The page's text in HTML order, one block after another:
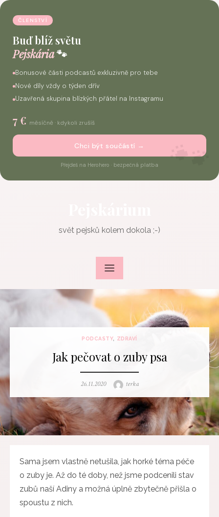
ČLENSTVÍ
Buď blíž světu
Pejskária🐾
Bonusové části podcastů exkluzivně pro tebe
Nové díly vždy o týden dřív
Uzavřená skupina blízkých přátel na Instagramu
7 € měsíčně · kdykoli zrušíš
Chci být součástí →
Přejdeš na Herohero · bezpečná platba
svět pejsků kolem dokola ;-)
PODCASTY, ZDRAVÍ
Jak pečovat o zuby psa
Posted
26.11.2020 Author
terka
Sama jsem vlastně netušila, jak horké téma péče
o zuby je. Až do té doby, než jsme podcenili stav
zubů naší Adiny a možná úplně zbytečně přišla o
spoustu z nich.